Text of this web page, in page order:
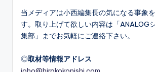
当メディアは小西編集長の気になる事象
す。取り上げて欲しい内容は「ANALOG
集部」までお気軽にご連絡下さい。
◎取材等情報アドレス